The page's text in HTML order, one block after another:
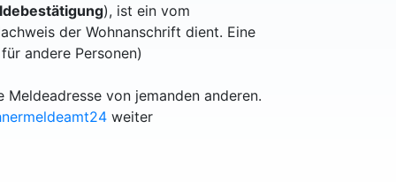
), ist ein vom
der Wohnanschrift dient. Eine
andere Personen)
Meldeadresse von jemanden anderen.
weiter